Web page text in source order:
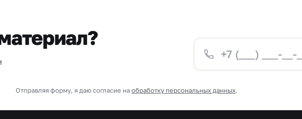
Отправляя форму, я даю согласие наобработку персональных данных.